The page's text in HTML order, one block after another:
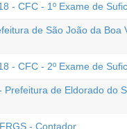
- CFC - 1º Exame de
de São João da Boa
- CFC - 2º Exame de
Prefeitura de Eldorado do
- Contador